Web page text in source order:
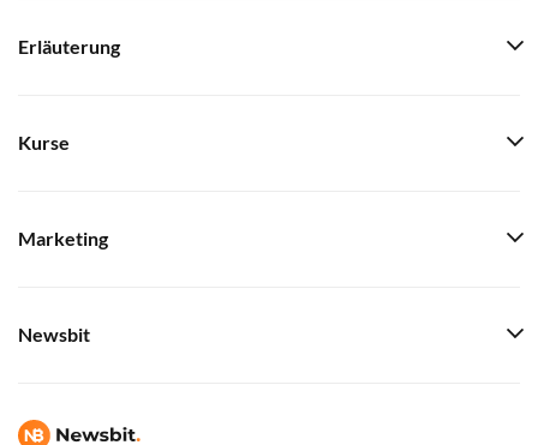
Erläuterung
Kurse
Marketing
Newsbit